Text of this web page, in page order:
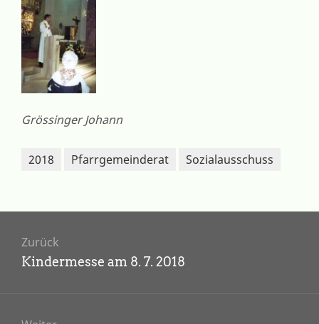
Grössinger Johann
2018 Pfarrgemeinderat Sozialausschuss
Zurück
Vorheriger
Kindermesse am 8. 7. 2018